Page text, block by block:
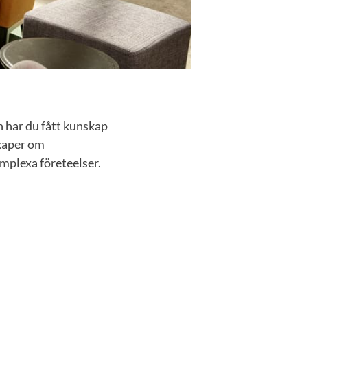
har du fått kunskap
om
företeelser.